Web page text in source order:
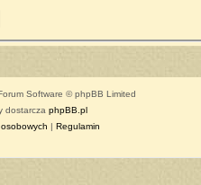
Software © phpBB Limited
dostarcza phpBB.pl
| Regulamin